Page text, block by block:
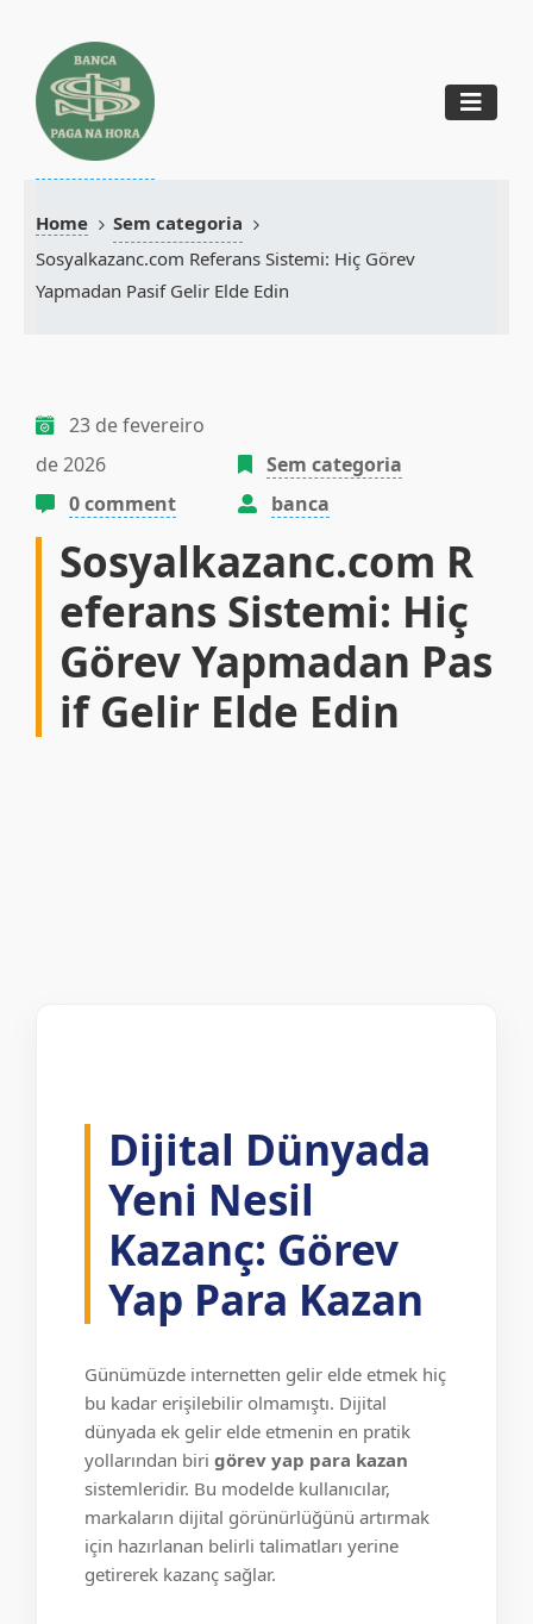
Home
Sem categoria
Sosyalkazanc.com Referans Sistemi: Hiç Görev
Yapmadan Pasif Gelir Elde Edin
23 de fevereiro
de 2026
Sem categoria
0 comment
banca
Sosyalkazanc.com R
eferans Sistemi: Hiç
Görev Yapmadan Pas
if Gelir Elde Edin
Dijital Dünyada
Yeni Nesil
Kazanç: Görev
Yap Para Kazan
Günümüzde internetten gelir elde etmek hiç
bu kadar erişilebilir olmamıştı. Dijital
dünyada ek gelir elde etmenin en pratik
yollarından biri görev yap para kazan
sistemleridir. Bu modelde kullanıcılar,
markaların dijital görünürlüğünü artırmak
için hazırlanan belirli talimatları yerine
getirerek kazanç sağlar.